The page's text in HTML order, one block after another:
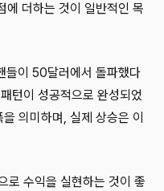
에 더하는 것이 일반적인 목
들이 50달러에서 돌파했다
턴이 성공적으로 완성되었
의미하며, 실제 상승은 이
로 수익을 실현하는 것이 좋